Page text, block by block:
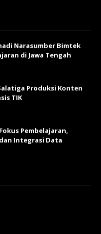
Narasumber Bimtek
di Jawa Tengah
Produksi Konten
TIK
Pembelajaran,
Integrasi Data